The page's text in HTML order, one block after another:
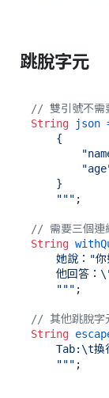
跳脫字元
// 雙引號不需
String
json
    """
;
// 需要三個連
String
    """
;
// 其他跳脫字
String
    """